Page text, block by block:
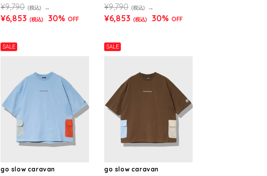
¥9,790 (税込)
¥6,853 (税込) 30% OFF
¥9,790 (税込)
¥6,853 (税込) 30% OFF
SALE
go slow caravan
SALE
go slow caravan